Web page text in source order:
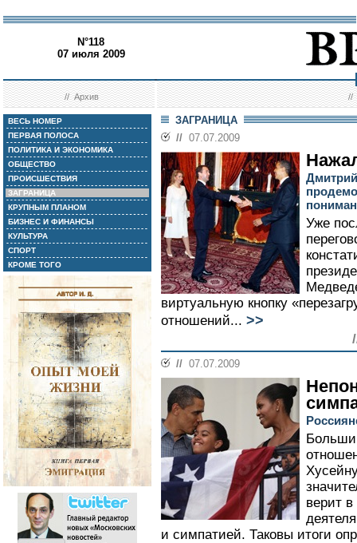
N°118
07 июля 2009
//Архив //
ВЕСЬ НОМЕР
ПЕРВАЯ ПОЛОСА
ПОЛИТИКА И ЭКОНОМИКА
ОБЩЕСТВО
ПРОИСШЕСТВИЯ
ЗАГРАНИЦА
КРУПНЫМ ПЛАНОМ
БИЗНЕС И ФИНАНСЫ
КУЛЬТУРА
СПОРТ
КРОМЕ ТОГО
ЗАГРАНИЦА
// 07.07.2009
Уже
виртуальную кнопку
отношений... >>
// 07.07.2009
верит в
и симпатией. Таковы итоги